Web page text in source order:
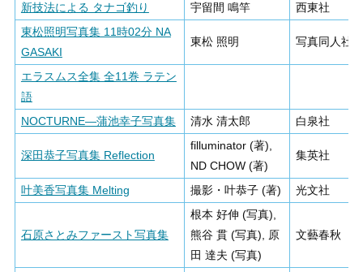
新技法による タナゴ釣り 宇留間 鳴竿
西東社
東松照明写真集 11時02分 NA
GASAKI
東松 照明 写真同人社
エラスムス全集 全11巻 ラテン
語
NOCTURNE―蒲池幸子写真集
清水 清太郎 白泉社
深田恭子写真集 Reflection
filluminator (著),
ND CHOW (著)
集英社
叶美香写真集 Melting 撮影・叶恭子 (著) 光文社
石原さとみファースト写真集
根本 好伸 (写真),
熊谷 貫 (写真), 原
田 達夫 (写真)
文藝春秋